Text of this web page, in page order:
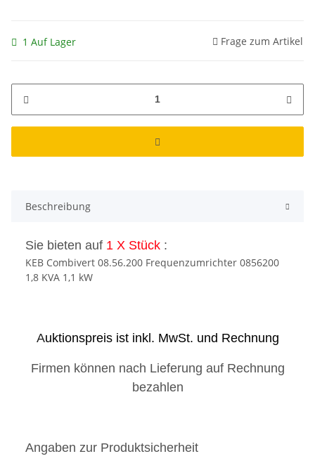
1 Auf Lager Frage zum Artikel
Beschreibung
Sie bieten auf 1 X Stück :
KEB Combivert 08.56.200 Frequenzumrichter 0856200
1,8 KVA 1,1 kW
Auktionspreis ist inkl. MwSt. und Rechnung
Firmen können nach Lieferung auf Rechnung
bezahlen
Angaben zur Produktsicherheit